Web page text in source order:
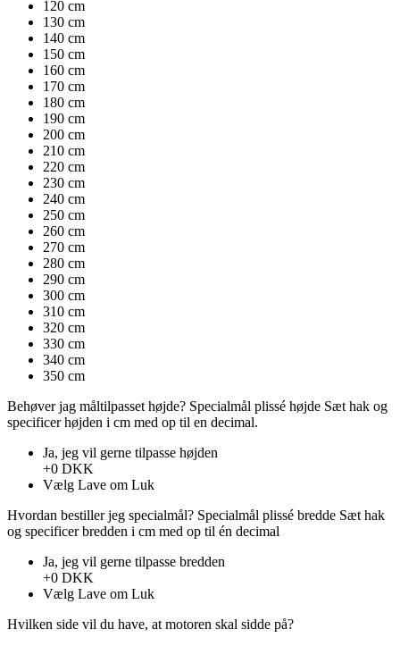
120 cm
130 cm
140 cm
150 cm
160 cm
170 cm
180 cm
190 cm
200 cm
210 cm
220 cm
230 cm
240 cm
250 cm
260 cm
270 cm
280 cm
290 cm
300 cm
310 cm
320 cm
330 cm
340 cm
350 cm
Behøver jag måltilpasset højde? Specialmål plissé højde Sæt hak ​​og
specificer højden i cm med op til en decimal.
Ja, jeg vil gerne tilpasse højden
+0 DKK
Vælg Lave om Luk
Hvordan bestiller jeg specialmål? Specialmål plissé bredde Sæt hak ​​
og specificer bredden i cm med op til én decimal
Ja, jeg vil gerne tilpasse bredden
+0 DKK
Vælg Lave om Luk
Hvilken side vil du have, at motoren skal sidde på?